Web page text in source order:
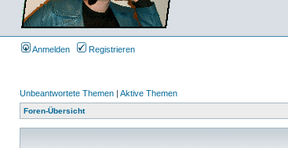
Anmelden Registrieren
Unbeantwortete Themen | Aktive Themen
Foren-Übersicht